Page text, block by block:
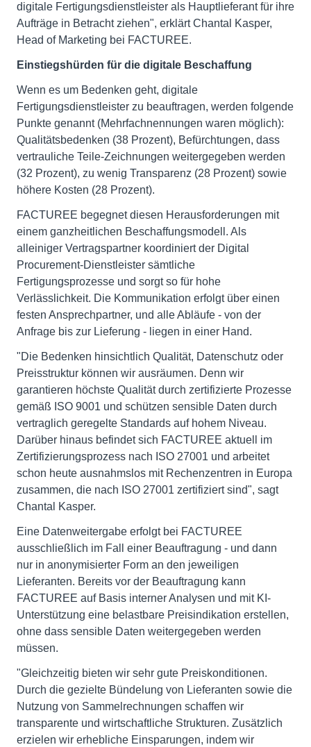
digitale Fertigungsdienstleister als Hauptlieferant für ihre
Aufträge in Betracht ziehen", erklärt Chantal Kasper,
Head of Marketing bei FACTUREE.
Einstiegshürden für die digitale Beschaffung
Wenn es um Bedenken geht, digitale
Fertigungsdienstleister zu beauftragen, werden folgende
Punkte genannt (Mehrfachnennungen waren möglich):
Qualitätsbedenken (38 Prozent), Befürchtungen, dass
vertrauliche Teile-Zeichnungen weitergegeben werden
(32 Prozent), zu wenig Transparenz (28 Prozent) sowie
höhere Kosten (28 Prozent).
FACTUREE begegnet diesen Herausforderungen mit
einem ganzheitlichen Beschaffungsmodell. Als
alleiniger Vertragspartner koordiniert der Digital
Procurement-Dienstleister sämtliche
Fertigungsprozesse und sorgt so für hohe
Verlässlichkeit. Die Kommunikation erfolgt über einen
festen Ansprechpartner, und alle Abläufe - von der
Anfrage bis zur Lieferung - liegen in einer Hand.
"Die Bedenken hinsichtlich Qualität, Datenschutz oder
Preisstruktur können wir ausräumen. Denn wir
garantieren höchste Qualität durch zertifizierte Prozesse
gemäß ISO 9001 und schützen sensible Daten durch
vertraglich geregelte Standards auf hohem Niveau.
Darüber hinaus befindet sich FACTUREE aktuell im
Zertifizierungsprozess nach ISO 27001 und arbeitet
schon heute ausnahmslos mit Rechenzentren in Europa
zusammen, die nach ISO 27001 zertifiziert sind", sagt
Chantal Kasper.
Eine Datenweitergabe erfolgt bei FACTUREE
ausschließlich im Fall einer Beauftragung - und dann
nur in anonymisierter Form an den jeweiligen
Lieferanten. Bereits vor der Beauftragung kann
FACTUREE auf Basis interner Analysen und mit KI-
Unterstützung eine belastbare Preisindikation erstellen,
ohne dass sensible Daten weitergegeben werden
müssen.
"Gleichzeitig bieten wir sehr gute Preiskonditionen.
Durch die gezielte Bündelung von Lieferanten sowie die
Nutzung von Sammelrechnungen schaffen wir
transparente und wirtschaftliche Strukturen. Zusätzlich
erzielen wir erhebliche Einsparungen, indem wir